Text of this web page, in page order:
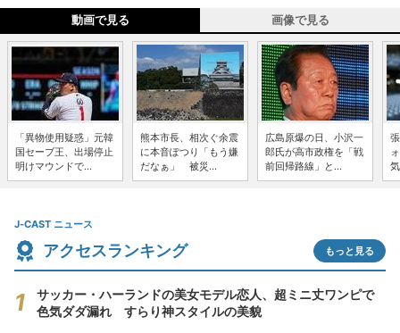
動画で見る 画像で見る
「異物使用疑惑」元韓
国セーブ王、出場停止
明けマウンドで...
熊本市長、相次ぐ余震
に本音ぽつり「もう嫌
だなぁ」 被災...
広島原爆の日、小沢一
郎氏が高市政権を「戦
前回帰路線」と...
J-CAST ニュース
アクセスランキング もっと見る
サッカー・ハーランドの美女モデル恋人、超ミニ丈ワンピで
色気ダダ漏れ すらり神スタイルの美貌